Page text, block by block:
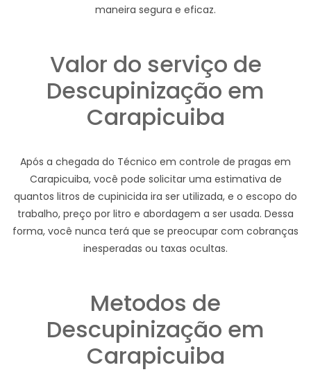
maneira segura e eficaz.
Valor do serviço de
Descupinização em
Carapicuiba
Após a chegada do Técnico em controle de pragas em
Carapicuiba, você pode solicitar uma estimativa de
quantos litros de cupinicida ira ser utilizada, e o escopo do
trabalho, preço por litro e abordagem a ser usada. Dessa
forma, você nunca terá que se preocupar com cobranças
inesperadas ou taxas ocultas.
Metodos de
Descupinização em
Carapicuiba